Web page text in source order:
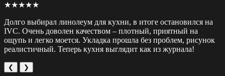
★★★★★
Долго выбирал линолеум для кухни, в итоге остановился на
IVC. Очень доволен качеством – плотный, приятный на
ощупь и легко моется. Укладка прошла без проблем, рисунок
реалистичный. Теперь кухня выглядит как из журнала!
❮ ❯